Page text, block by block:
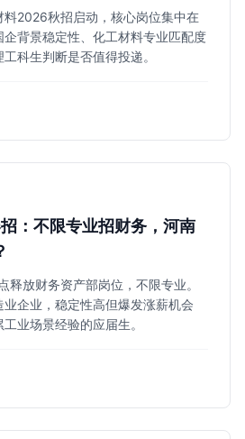
料2026秋招启动，核心岗位集中在
背景稳定性、化工材料专业匹配度
科生判断是否值得投递。
：不限专业招财务，河南
放财务资产部岗位，不限专业。
企业，稳定性高但爆发涨薪机会
业场景经验的应届生。